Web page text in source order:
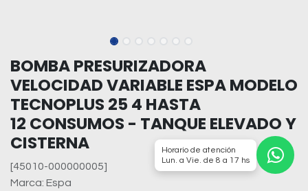
BOMBA PRESURIZADORA
VELOCIDAD VARIABLE ESPA MODELO
TECNOPLUS 25 4 HASTA
12 CONSUMOS - TANQUE ELEVADO Y
CISTERNA
[45010-000000005]
Marca: Espa
Horario de atención
Lun. a Vie. de 8 a 17 hs